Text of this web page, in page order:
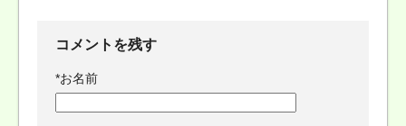
コメントを残す
*お名前